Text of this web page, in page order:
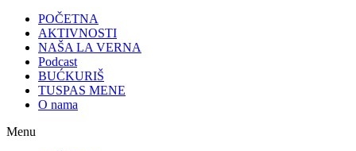
POČETNA
AKTIVNOSTI
NAŠA LA VERNA
Podcast
BUĆKURIŠ
TUSPAS MENE
O nama
Menu